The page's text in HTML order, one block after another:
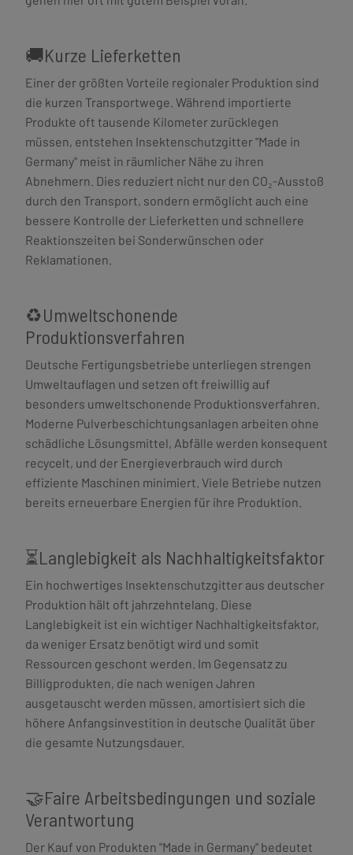
🚚Kurze Lieferketten
Einer der größten Vorteile regionaler Produktion sind
die kurzen Transportwege. Während importierte
Produkte oft tausende Kilometer zurücklegen
müssen, entstehen Insektenschutzgitter "Made in
Germany" meist in räumlicher Nähe zu ihren
Abnehmern. Dies reduziert nicht nur den CO₂-Ausstoß
durch den Transport, sondern ermöglicht auch eine
bessere Kontrolle der Lieferketten und schnellere
Reaktionszeiten bei Sonderwünschen oder
Reklamationen.
♻️Umweltschonende
Produktionsverfahren
Deutsche Fertigungsbetriebe unterliegen strengen
Umweltauflagen und setzen oft freiwillig auf
besonders umweltschonende Produktionsverfahren.
Moderne Pulverbeschichtungsanlagen arbeiten ohne
schädliche Lösungsmittel, Abfälle werden konsequent
recycelt, und der Energieverbrauch wird durch
effiziente Maschinen minimiert. Viele Betriebe nutzen
bereits erneuerbare Energien für ihre Produktion.
⏳Langlebigkeit als Nachhaltigkeitsfaktor
Ein hochwertiges Insektenschutzgitter aus deutscher
Produktion hält oft jahrzehntelang. Diese
Langlebigkeit ist ein wichtiger Nachhaltigkeitsfaktor,
da weniger Ersatz benötigt wird und somit
Ressourcen geschont werden. Im Gegensatz zu
Billigprodukten, die nach wenigen Jahren
ausgetauscht werden müssen, amortisiert sich die
höhere Anfangsinvestition in deutsche Qualität über
die gesamte Nutzungsdauer.
🤝Faire Arbeitsbedingungen und soziale
Verantwortung
Der Kauf von Produkten "Made in Germany" bedeutet